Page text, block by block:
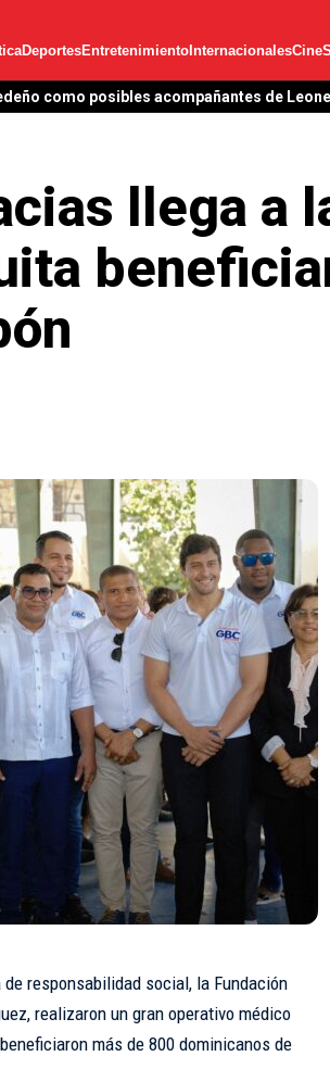
DeportesEntretenimiento InternacionalesCine
como posibles acompañantes de
llega a
responsabilidad social, la Fundación
realizaron un gran operativo médico
más de 800 dominicanos de